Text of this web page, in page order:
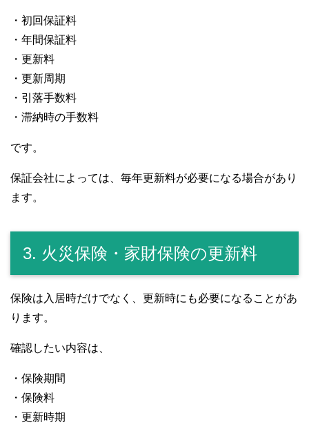
・初回保証料
・年間保証料
・更新料
・更新周期
・引落手数料
・滞納時の手数料
です。
保証会社によっては、毎年更新料が必要になる場合があり
ます。
3. 火災保険・家財保険の更新料
保険は入居時だけでなく、更新時にも必要になることがあ
ります。
確認したい内容は、
・保険期間
・保険料
・更新時期